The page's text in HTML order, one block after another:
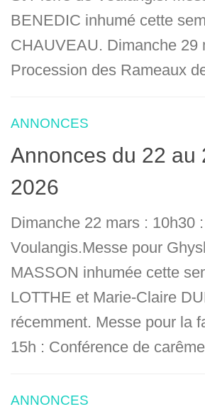
BENEDIC inhumé cette
CHAUVEAU. Dimanche 29
Procession des Rameaux
ANNONCES
Annonces du 22 au
2026
Dimanche 22 mars : 10h30
Voulangis.Messe pour
MASSON inhumée cette
LOTTHE et Marie-Claire
récemment. Messe pour la
15h : Conférence de
ANNONCES